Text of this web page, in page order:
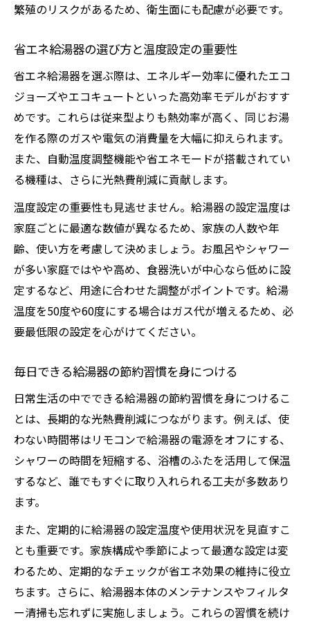
繁殖のリスクがあるため、衛生面にも配慮が必要です。
省エネ給湯器の選び方と温度設定の重要性
省エネ給湯器を選ぶ際は、エネルギー効率に優れたエコ
ジョーズやエコキュートといった高効率モデルがおすす
めです。これらは従来型よりも熱効率が高く、同じお湯
を作る際のガスや電気の消費量を大幅に抑えられます。
また、自動温度調整機能や省エネモードが搭載されてい
る機種は、さらに光熱費削減に貢献します。
温度設定の重要性も見逃せません。給湯器の設定温度は
家庭ごとに最適な数値が異なるため、家族の人数や年
齢、使い方を考慮して決めましょう。お風呂やシャワー
が多い家庭ではやや高め、食器洗いが中心なら低めに設
定するなど、用途に合わせた調整がポイントです。給湯
温度を50度や60度にする場合はガス代が増えるため、必
要最低限の設定を心がけてください。
毎日できる給湯器の節約習慣を身につける
日常生活の中でできる給湯器の節約習慣を身につけるこ
とは、長期的な光熱費削減につながります。例えば、使
わない時間帯はリモコンで給湯器の電源をオフにする、
シャワーの時間を短縮する、浴槽のふたを活用して保温
するなど、誰でもすぐに取り入れられる工夫が多数あり
ます。
また、定期的に給湯器の設定温度や使用状況を見直すこ
とも重要です。家族構成や季節によって最適な設定は変
わるため、定期的なチェックが省エネ効果の維持に役立
ちます。さらに、給湯器本体のメンテナンスやフィルタ
ー清掃も忘れずに実施しましょう。これらの習慣を続け